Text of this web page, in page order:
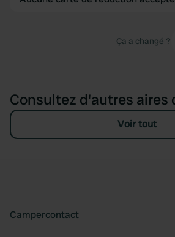
Ça a changé ?
Consultez d'autres aires
Voir tout
Campercontact